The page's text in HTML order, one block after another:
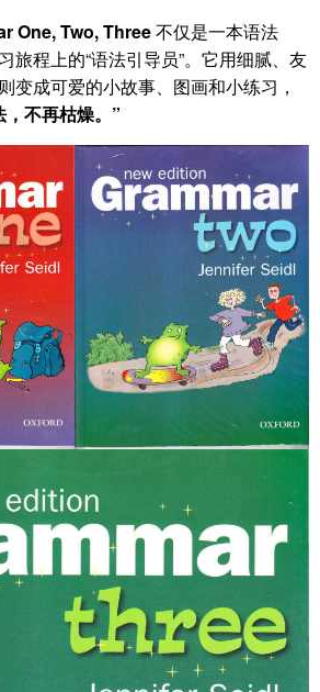
One, Two, Three不仅是一本语法
旅程上的“语法引导员”。它用细腻、友
变成可爱的小故事、图画和小练习，
，不再枯燥。”